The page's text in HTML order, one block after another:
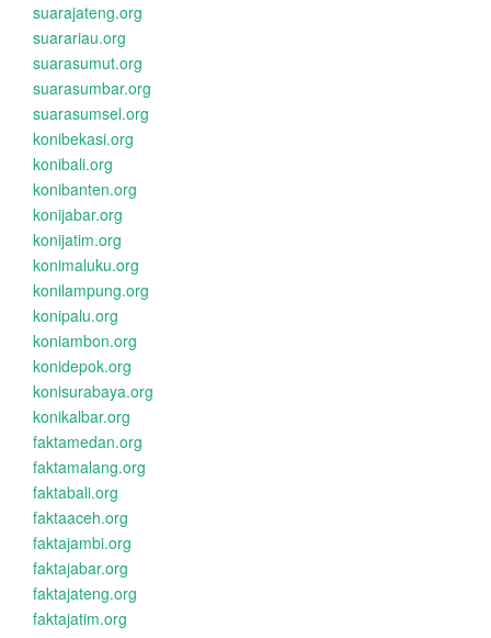
suarajateng.org
suarariau.org
suarasumut.org
suarasumbar.org
suarasumsel.org
konibekasi.org
konibali.org
konibanten.org
konijabar.org
konijatim.org
konimaluku.org
konilampung.org
konipalu.org
koniambon.org
konidepok.org
konisurabaya.org
konikalbar.org
faktamedan.org
faktamalang.org
faktabali.org
faktaaceh.org
faktajambi.org
faktajabar.org
faktajateng.org
faktajatim.org